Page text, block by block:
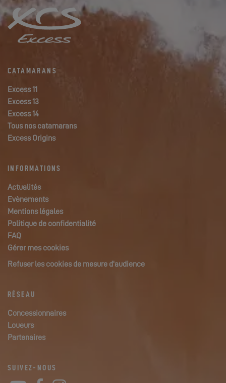
CATAMARANS
Excess 11
Excess 13
Excess 14
Tous nos catamarans
Excess Origins
INFORMATIONS
Actualités
Evènements
Mentions légales
Politique de confidentialité
FAQ
Gérer mes cookies
Refuser les cookies de mesure d'audience
RÉSEAU
Concessionnaires
Loueurs
Partenaires
SUIVEZ-NOUS